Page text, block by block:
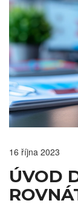
16 října 2023
ÚVOD